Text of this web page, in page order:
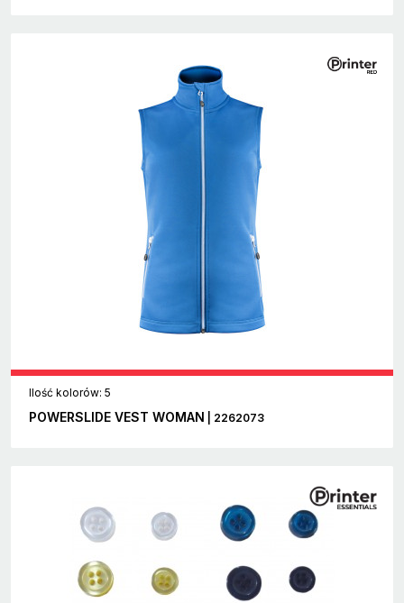
Ilość kolorów: 5
POWERSLIDE VEST WOMAN | 2262073